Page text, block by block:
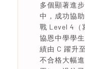
多個顯著進
中，成功協
戰 Level 4（
協恩中學學
績由 C 躍升
不合格大幅